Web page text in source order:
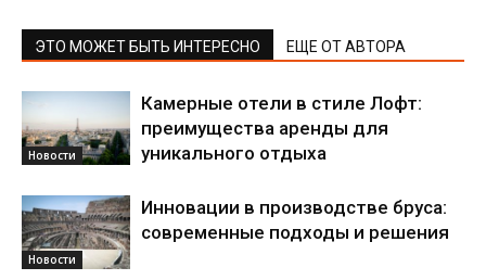
ЭТО МОЖЕТ БЫТЬ ИНТЕРЕСНО ЕЩЕ ОТ АВТОРА
Новости
Камерные отели в стиле Лофт:
преимущества аренды для
уникального отдыха
Новости
Инновации в производстве бруса:
современные подходы и решения